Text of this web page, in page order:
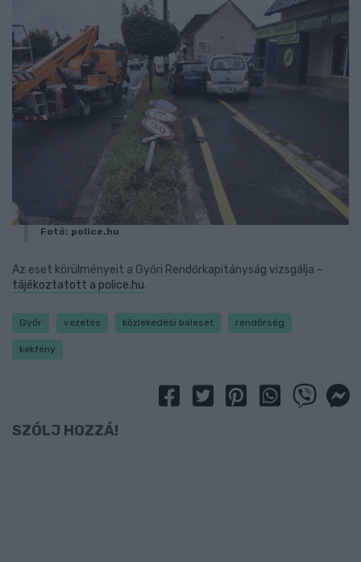
Fotó: police.hu
Az eset körülményeit a Győri Rendőrkapitányság vizsgálja -
tájékoztatott a police.hu.
Győr vezetés közlekedési baleset rendőrség
kékfény
SZÓLJ HOZZÁ!